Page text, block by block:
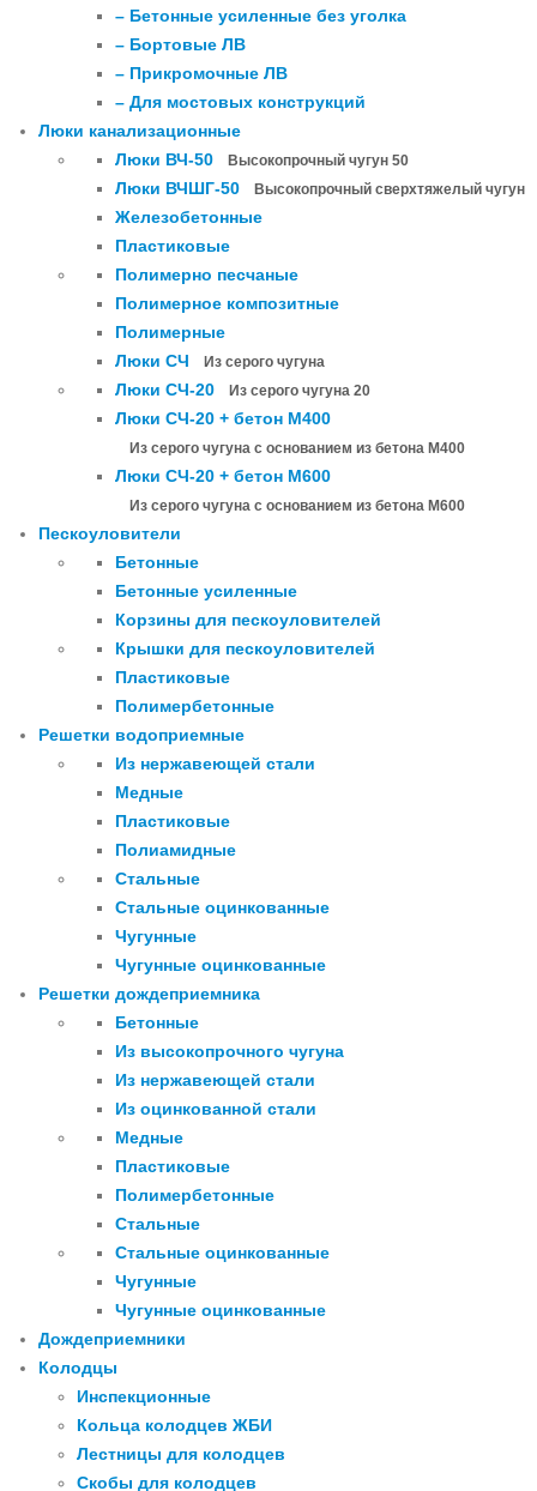
– Бетонные усиленные без уголка
– Бортовые ЛВ
– Прикромочные ЛВ
– Для мостовых конструкций
Люки канализационные
Люки ВЧ-50
Высокопрочный чугун 50
Люки ВЧШГ-50 Высокопрочный сверхтяжелый чугун
Железобетонные
Пластиковые
Полимерно песчаные
Полимерное композитные
Полимерные
Люки СЧ
Из серого чугуна
Люки СЧ-20 Из серого чугуна 20
Люки СЧ-20 + бетон М400
Из серого чугуна с основанием из бетона М400
Люки СЧ-20 + бетон М600
Из серого чугуна с основанием из бетона М600
Пескоуловители
Бетонные
Бетонные усиленные
Корзины для пескоуловителей
Крышки для пескоуловителей
Пластиковые
Полимербетонные
Решетки водоприемные
Из нержавеющей стали
Медные
Пластиковые
Полиамидные
Стальные
Стальные оцинкованные
Чугунные
Чугунные оцинкованные
Решетки дождеприемника
Бетонные
Из высокопрочного чугуна
Из нержавеющей стали
Из оцинкованной стали
Медные
Пластиковые
Полимербетонные
Стальные
Стальные оцинкованные
Чугунные
Чугунные оцинкованные
Дождеприемники
Колодцы
Инспекционные
Кольца колодцев ЖБИ
Лестницы для колодцев
Скобы для колодцев